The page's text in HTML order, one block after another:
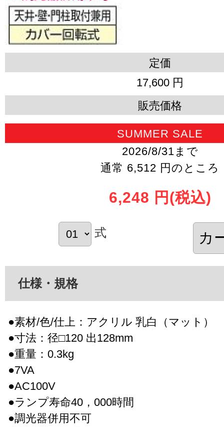
定価
17,600 円
販売価格
SUMMER SALE
2026/8/31まで
通常 6,512 円のところ
6,248 円 (税込)
式
仕様・規格
●素材/色/仕上：アクリル 乳白（マット）
●寸法：径□120 出128mm
●重量：0.3kg
●7VA
●AC100V
●ランプ寿命40，000時間
●調光器併用不可